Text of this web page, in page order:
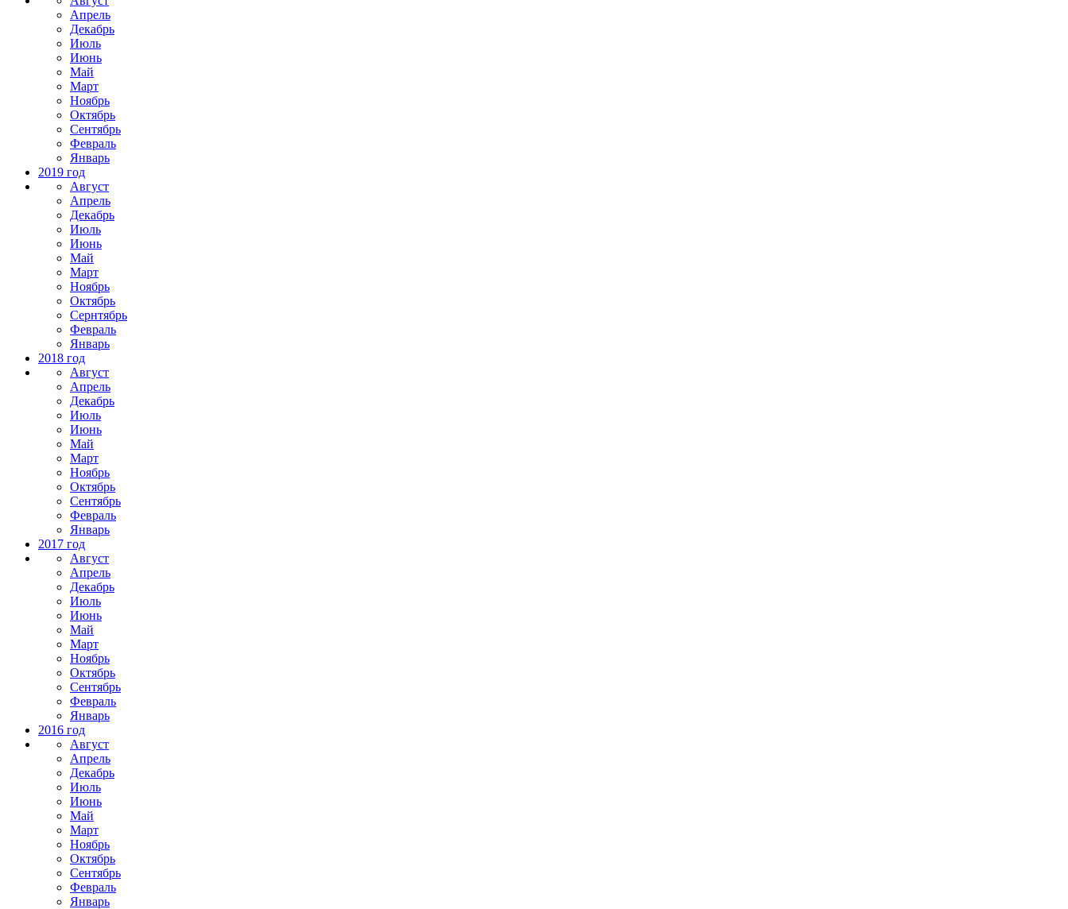
Апрель
Декабрь
Июль
Июнь
Май
Март
Ноябрь
Октябрь
Сентябрь
Февраль
Январь
2019 год
Август
Апрель
Декабрь
Июль
Июнь
Май
Март
Ноябрь
Октябрь
Сернтябрь
Февраль
Январь
2018 год
Август
Апрель
Декабрь
Июль
Июнь
Май
Март
Ноябрь
Октябрь
Сентябрь
Февраль
Январь
2017 год
Август
Апрель
Декабрь
Июль
Июнь
Май
Март
Ноябрь
Октябрь
Сентябрь
Февраль
Январь
2016 год
Август
Апрель
Декабрь
Июль
Июнь
Май
Март
Ноябрь
Октябрь
Сентябрь
Февраль
Январь